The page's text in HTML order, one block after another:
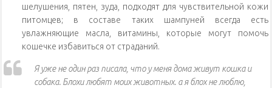
шелушения, пятен, зуда, подходят для чувствительной кожи
питомцев; в составе таких шампуней всегда есть
увлажняющие масла, витамины, которые могут помочь
кошечке избавиться от страданий.
Я уже не один раз писала, что у меня дома живут кошка и
собака. Блохи любят моих животных. а я блох не люблю,